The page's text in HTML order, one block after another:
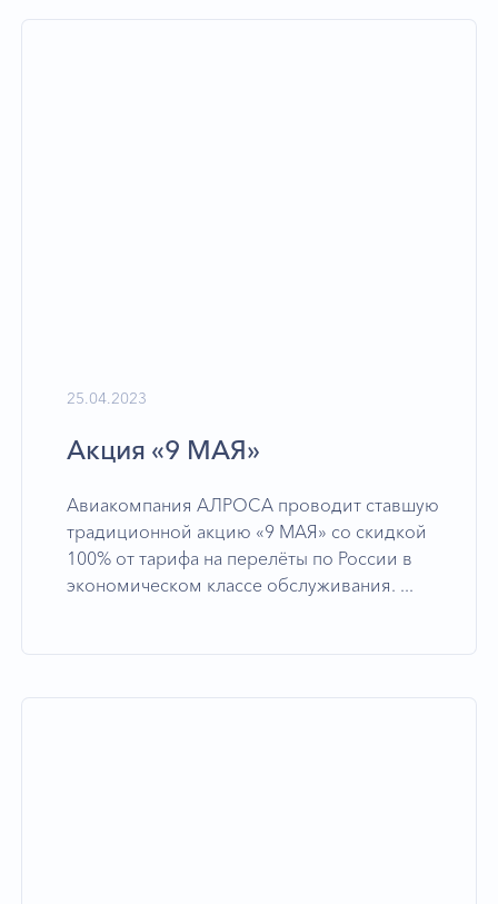
25.04.2023
Акция «9 МАЯ»
Авиакомпания АЛРОСА проводит ставшую
традиционной акцию «9 МАЯ» со скидкой
100% от тарифа на перелёты по России в
экономическом классе обслуживания. ...